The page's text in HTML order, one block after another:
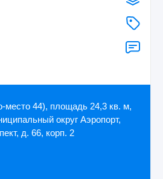
44), площадь 24,3 кв. м,
округ Аэропорт,
д. 66, корп. 2